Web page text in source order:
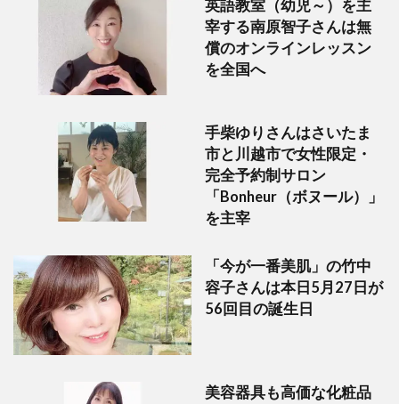
英語教室（幼児～）を主
宰する南原智子さんは無
償のオンラインレッスン
を全国へ
手柴ゆりさんはさいたま
市と川越市で女性限定・
完全予約制サロン
「Bonheur（ボヌール）」
を主宰
「今が一番美肌」の竹中
容子さんは本日5月27日が
56回目の誕生日
美容器具も高価な化粧品